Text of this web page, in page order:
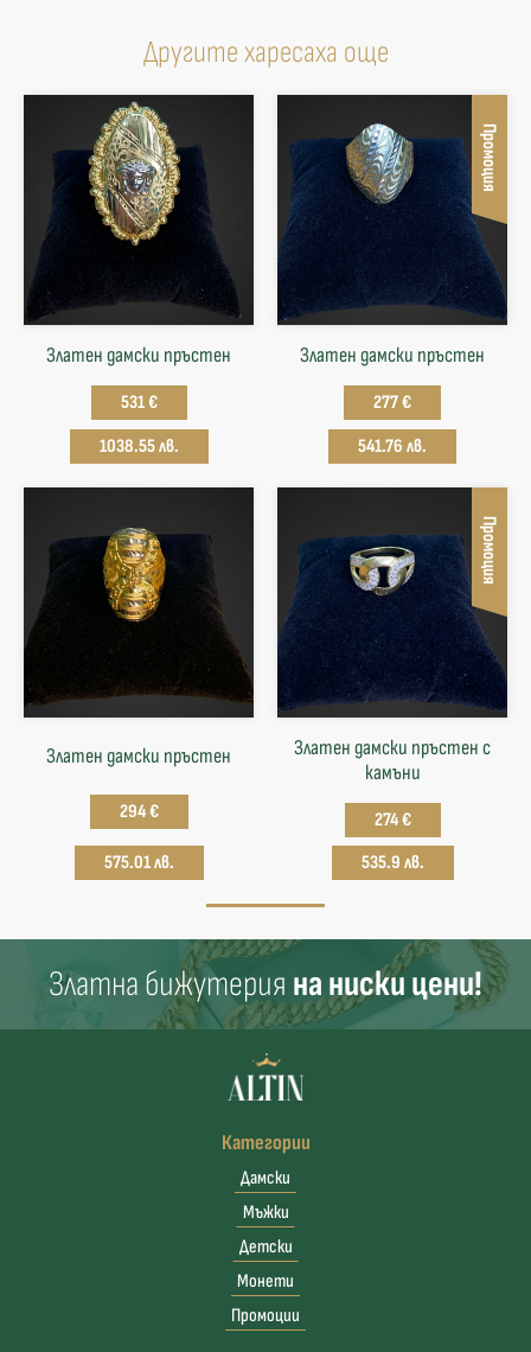
Другите харесаха още
Златен дамски пръстен
531 €
1038.55 лв.
Промоция
Златен дамски пръстен
277 €
541.76 лв.
Златен дамски пръстен
294 €
575.01 лв.
Промоция
Златен дамски пръстен с
камъни
274 €
535.9 лв.
Златна бижутерия на ниски цени!
Категории
Дамски
Мъжки
Детски
Монети
Промоции